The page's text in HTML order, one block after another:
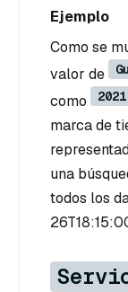
Ejemplo
Como se
valor de
como
marca de
una
todos los